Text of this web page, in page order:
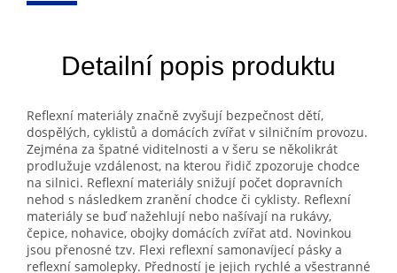
Detailní popis produktu
Reflexní materiály značně zvyšují bezpečnost dětí,
dospělých, cyklistů a domácích zvířat v silničním provozu.
Zejména za špatné viditelnosti a v šeru se několikrát
prodlužuje vzdálenost, na kterou řidič zpozoruje chodce
na silnici. Reflexní materiály snižují počet dopravních
nehod s následkem zranění chodce či cyklisty. Reflexní
materiály se buď nažehlují nebo našívají na rukávy,
čepice, nohavice, obojky domácích zvířat atd. Novinkou
jsou přenosné tzv. Flexi reflexní samonavíjecí pásky a
reflexní samolepky. Předností je jejich rychlé a všestranné